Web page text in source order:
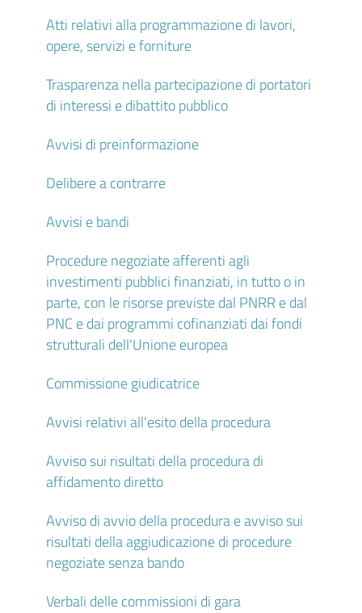
Atti relativi alla programmazione di lavori,
opere, servizi e forniture
Trasparenza nella partecipazione di portatori
di interessi e dibattito pubblico
Avvisi di preinformazione
Delibere a contrarre
Avvisi e bandi
Procedure negoziate afferenti agli
investimenti pubblici finanziati, in tutto o in
parte, con le risorse previste dal PNRR e dal
PNC e dai programmi cofinanziati dai fondi
strutturali dell'Unione europea
Commissione giudicatrice
Avvisi relativi all'esito della procedura
Avviso sui risultati della procedura di
affidamento diretto
Avviso di avvio della procedura e avviso sui
risultati della aggiudicazione di procedure
negoziate senza bando
Verbali delle commissioni di gara